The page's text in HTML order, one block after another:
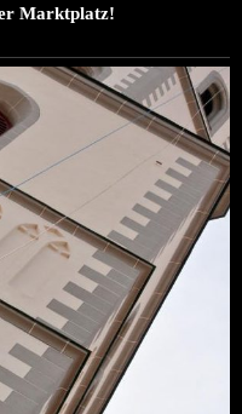
Marktplatz!